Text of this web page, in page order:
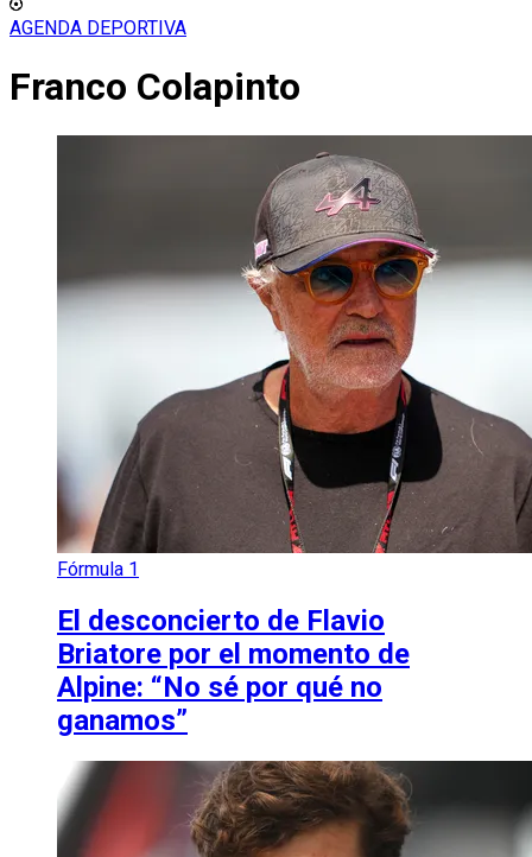
AGENDA DEPORTIVA
Franco Colapinto
Fórmula 1
El desconcierto de Flavio
Briatore por el momento de
Alpine: “No sé por qué no
ganamos”